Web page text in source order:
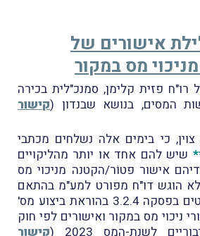
אישורים של
מס במקור
פזית קלימן, סמנכ"לית בכירה
המסים, בנושא שבנדון (קישור
כי בימים אלה נשלחים מכתבי
שיש להם אחד או יותר מהליקויים
אישור פטוֹר/הקטנה מניכוי מס
הוגש דו"ח מפורט למע"מ בהתאם
לקריטריונים המפורטים בפסקה 3.2.4 בהוראת ביצוע מס'
ניכוי מס במקור ואישורים לפי חוק
לשנת-המס 2023 (
קישור